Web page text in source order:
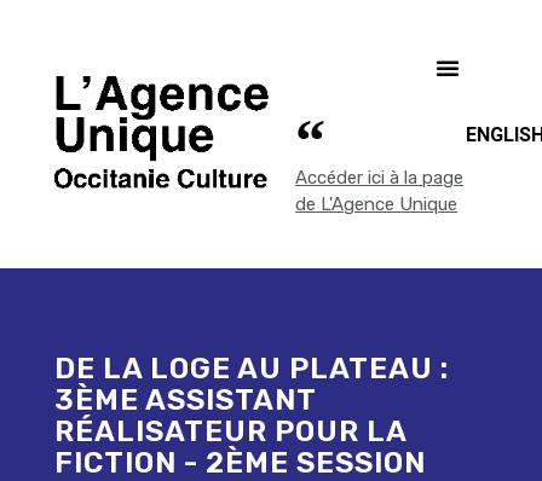
Accéder ici à la page
de L'Agence Unique
DE LA LOGE AU PLATEAU :
3ÈME ASSISTANT
RÉALISATEUR POUR LA
FICTION - 2ÈME SESSION